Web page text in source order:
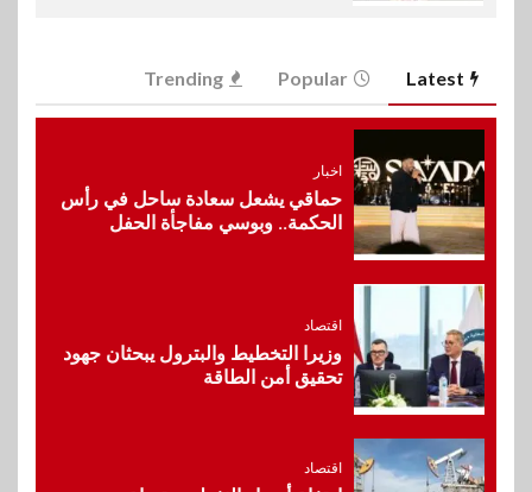
غرفة القاهرة تنظم ندوة إلكترونية
لدعم الصادرات وتحقيق
7
بنوك
8
بنوك
للنمو والتوسع
Latest
Popular
Trending
اخبار
حماقي يشعل سعادة ساحل في رأس
الحكمة.. وبوسي مفاجأة الحفل
اقتصاد
وزيرا التخطيط والبترول يبحثان جهود
تحقيق أمن الطاقة
اقتصاد